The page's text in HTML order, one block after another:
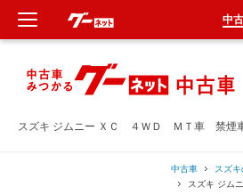
スズキ ジムニー ＸＣ ４ＷＤ ＭＴ車 禁煙
中古車 スズ
スズキ ジ
中
新車
中古車